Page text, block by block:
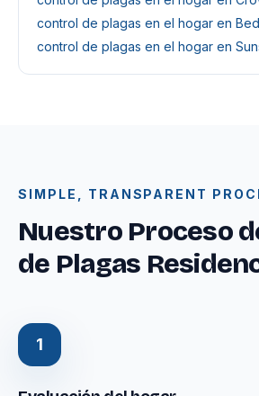
control de plagas en el hogar en
control de plagas en el hogar en
SIMPLE, TRANSPARENT
Nuestro Proceso
de Plagas
1